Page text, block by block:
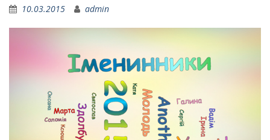
10.03.2015 admin